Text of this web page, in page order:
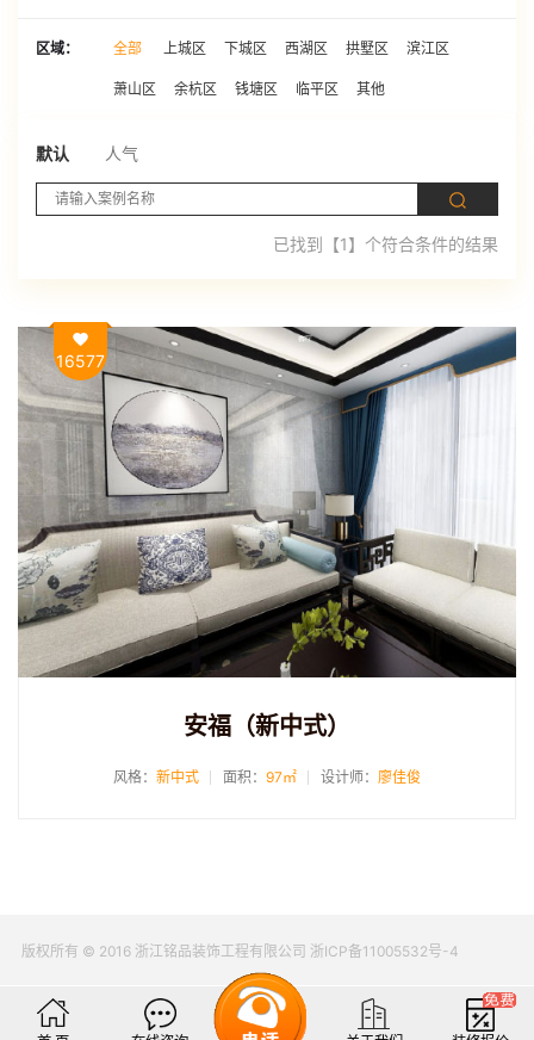
区域： 全部 上城区 下城区 西湖区 拱墅区 滨江区
萧山区 余杭区 钱塘区 临平区 其他
默认 人气
已找到【1】个符合条件的结果
16577
安福（新中式）
风格： 新中式 面积： 97㎡ 设计师： 廖佳俊
版权所有 © 2016 浙江铭品装饰工程有限公司 浙ICP备11005532号-4